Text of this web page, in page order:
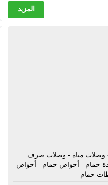
المزيد
- وصلات مياة - وصلات صرف
حمام - أحواض حمام - أحواض
حمام